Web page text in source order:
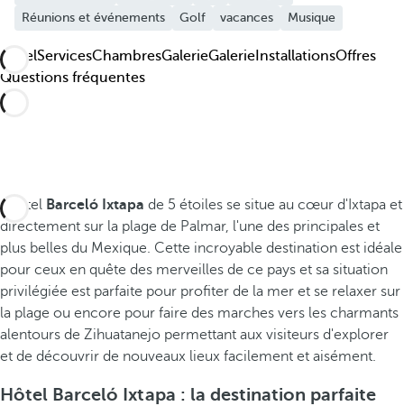
Réunions et événements
Golf vacances Musique
HôtelServicesChambresGalerieGalerie InstallationsOffres
Questions fréquentes
L'hôtel Barceló Ixtapa de 5 étoiles se situe au cœur d'Ixtapa et
directement sur la plage de Palmar, l'une des principales et
plus belles du Mexique. Cette incroyable destination est idéale
pour ceux en quête des merveilles de ce pays et sa situation
privilégiée est parfaite pour profiter de la mer et se relaxer sur
la plage ou encore pour faire des marches vers les charmants
alentours de Zihuatanejo permettant aux visiteurs d'explorer
et de découvrir de nouveaux lieux facilement et aisément.
Hôtel Barceló Ixtapa : la destination parfaite